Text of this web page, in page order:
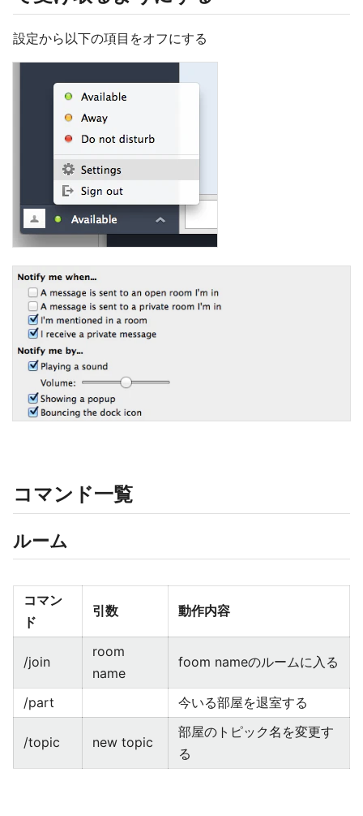
設定から以下の項目をオフにする
コマンド一覧
ルーム
コマン
ド
引数 動作内容
/join
room
name
foom nameのルームに入る
/part 今いる部屋を退室する
/topic new topic
部屋のトピック名を変更す
る